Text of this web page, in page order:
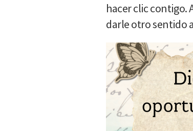
hacer clic contigo.
darle otro sentido